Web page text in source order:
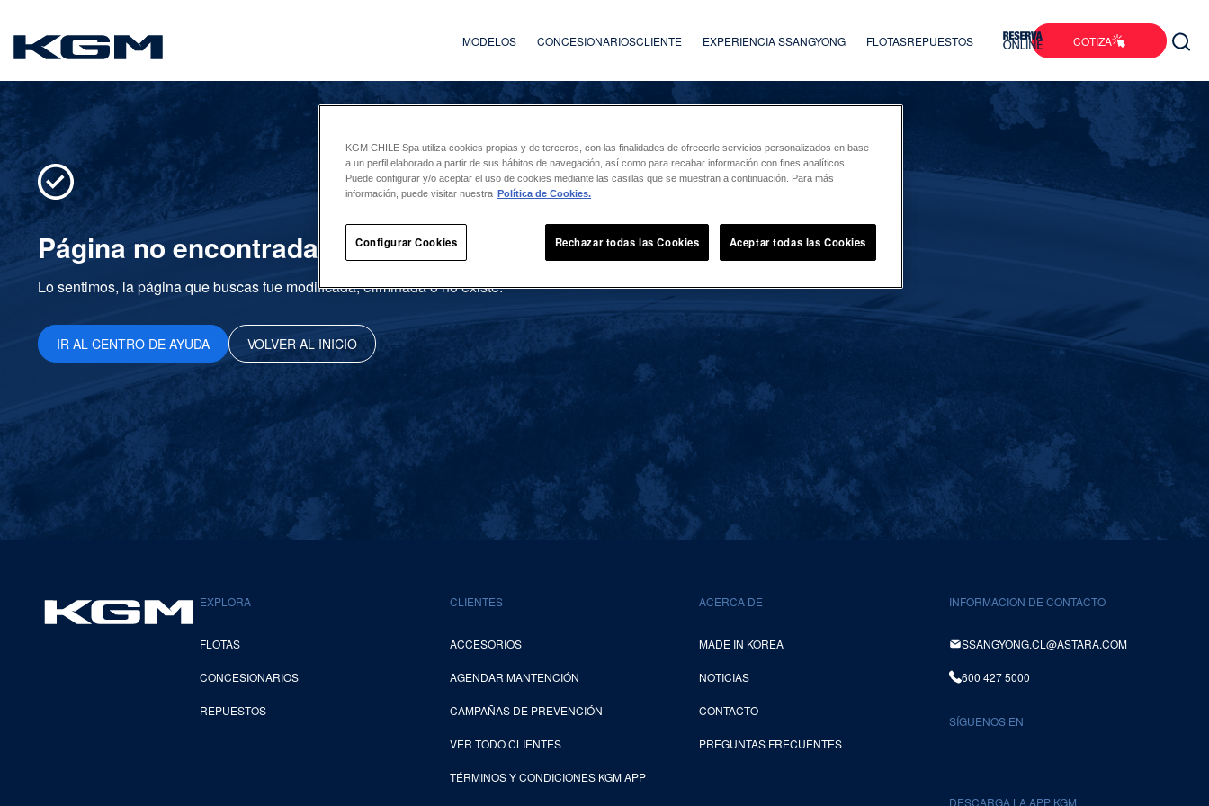
SsangYong MODELOS CONCESIONARIOSCLIENTE EXPERIENCIA SSANGYONG FLOTASREPUESTOS COTIZA
Página no encontrada
Lo sentimos, la página que buscas fue modificada, eliminada o no existe.
IR AL CENTRO DE AYUDA VOLVER AL INICIO
EXPLORA
FLOTAS
CONCESIONARIOS
REPUESTOS
CLIENTES
ACCESORIOS
AGENDAR MANTENCIÓN
CAMPAÑAS DE PREVENCIÓN
VER TODO CLIENTES
TÉRMINOS Y CONDICIONES KGM APP
ACERCA DE
MADE IN KOREA
NOTICIAS
CONTACTO
PREGUNTAS FRECUENTES
INFORMACION DE CONTACTO
SSANGYONG.CL@ASTARA.COM
600 427 5000
SÍGUENOS EN
DESCARGA LA APP KGM
KGM CHILE Spa utiliza cookies propias y de terceros, con las finalidades de ofrecerle servicios personalizados en base
a un perfil elaborado a partir de sus hábitos de navegación, así como para recabar información con fines analíticos.
Puede configurar y/o aceptar el uso de cookies mediante las casillas que se muestran a continuación. Para más
información, puede visitar nuestra Política de Cookies.
Configurar Cookies Rechazar todas las Cookies Aceptar todas las Cookies